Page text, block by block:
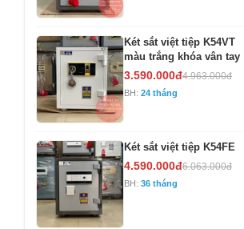
Két sắt việt tiệp K54VT
màu trắng khóa vân tay
3.590.000đ4.963.000đ
BH: 24 tháng
Két sắt việt tiệp K54FE
4.590.000đ6.063.000đ
BH: 36 tháng